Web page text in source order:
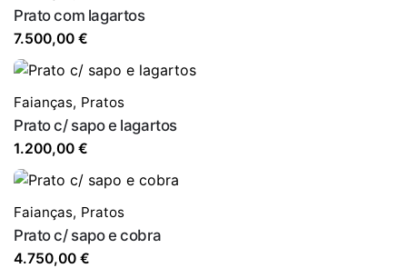
Prato com lagartos
7.500,00 €
Faianças, Pratos
Prato c/ sapo e lagartos
1.200,00 €
Faianças, Pratos
Prato c/ sapo e cobra
4.750,00 €